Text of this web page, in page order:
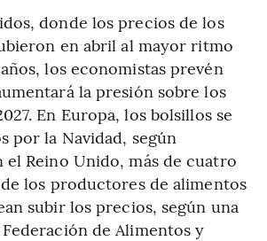
donde los precios de los
en abril al mayor ritmo
los economistas prevén
la presión sobre los
En Europa, los bolsillos se
por la Navidad, según
el Reino Unido, más de cuatro
los productores de alimentos
subir los precios, según una
de Alimentos y